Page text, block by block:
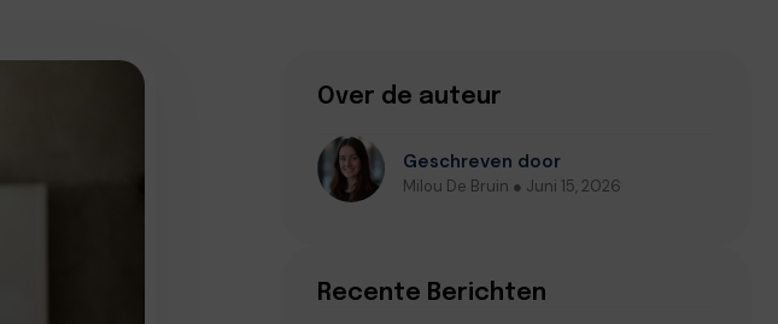
Over de auteur
Geschreven door
Milou De Bruin ● Juni 15, 2026
Recente Berichten